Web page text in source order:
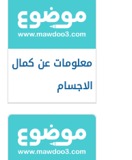
معلومات عن كمال
الاجسام